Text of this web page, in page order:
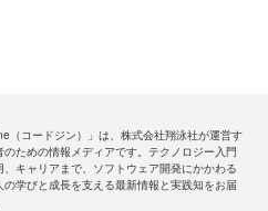
（コードジン）」は、株式会社翔泳社が運営す
のための情報メディアです。テクノロジー入門
、キャリアまで、ソフトウェア開発にかかわる
の学びと成長を支える最新情報と実践知をお届